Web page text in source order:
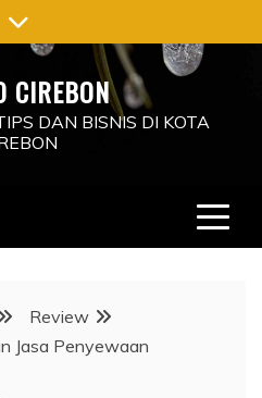
CIREBON
DAN BISNIS DI KOTA
Review
Jasa Penyewaan